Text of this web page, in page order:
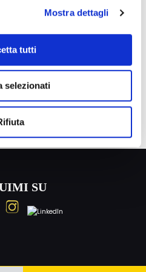
Mostra dettagli
tutti
selezionati
altri, nell’addendum
Europea L127).
e da tecnici con
ventennale nel
e della
SU